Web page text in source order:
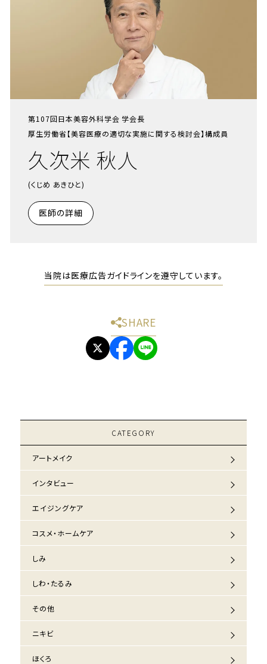
第107回日本美容外科学会 学会長
厚生労働省【美容医療の適切な実施に関する検討会】構成員
久次米 秋人
(くじめ あきひと)
医師の詳細
当院は医療広告ガイドラインを遵守しています。
SHARE
CATEGORY
アートメイク
インタビュー
エイジングケア
コスメ・ホームケア
しみ
しわ・たるみ
その他
ニキビ
ほくろ